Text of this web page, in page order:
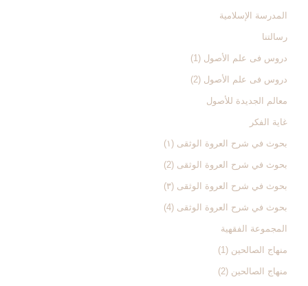
المدرسة الإسلامیة
رسالتنا
دروس فی علم الأصول (1)
دروس فی علم الأصول (2)
معالم الجدیدة للأصول
غایة الفکر
بحوث في شرح العروة الوثقی (۱)
بحوث في شرح العروة الوثقی (2)
بحوث في شرح العروة الوثقی (۳)
بحوث في شرح العروة الوثقی (4)
المجموعة الفقهیة
منهاج الصالحین (1)
منهاج الصالحین (2)